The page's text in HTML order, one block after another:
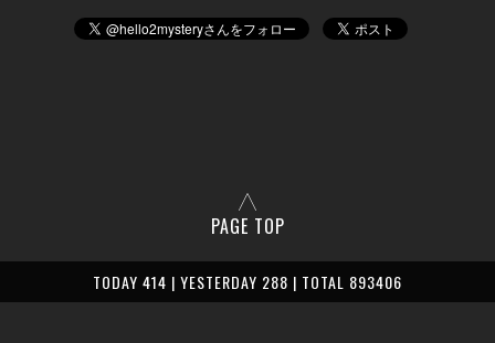
PAGE TOP
TODAY 414 | YESTERDAY 288 | TOTAL 893406